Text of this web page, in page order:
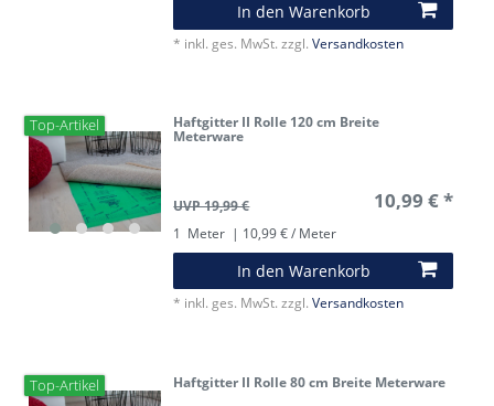
In den Warenkorb
* inkl. ges. MwSt. zzgl.Versandkosten
Top-Artikel Haftgitter II Rolle 120 cm Breite
Meterware
UVP 19,99 € 10,99 € *
1 Meter | 10,99 € / Meter
In den Warenkorb
* inkl. ges. MwSt. zzgl.Versandkosten
Top-Artikel Haftgitter II Rolle 80 cm Breite Meterware